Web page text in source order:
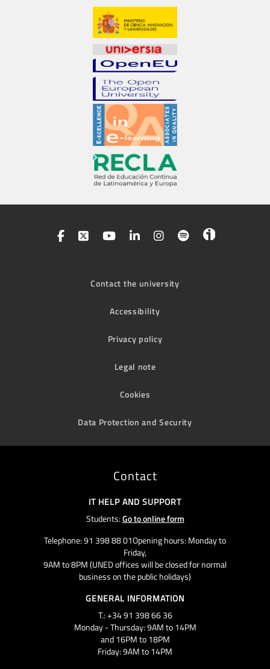
Contact the university
Accessibility
Privacy policy
Legal note
Cookies
Data Protection and Security
Contact
IT HELP AND SUPPORT
Students:Go to online form
Telephone: 91 398 88 01Opening hours: Monday to
Friday,
9AM to 8PM (UNED offices will be closed for normal
business on the public holidays)
GENERAL INFORMATION
T.: +34 91 398 66 36
Monday - Thursday: 9AM to 14PM
and 16PM to 18PM
Friday: 9AM to 14PM